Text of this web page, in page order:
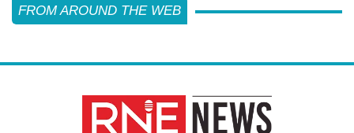
FROM AROUND THE WEB